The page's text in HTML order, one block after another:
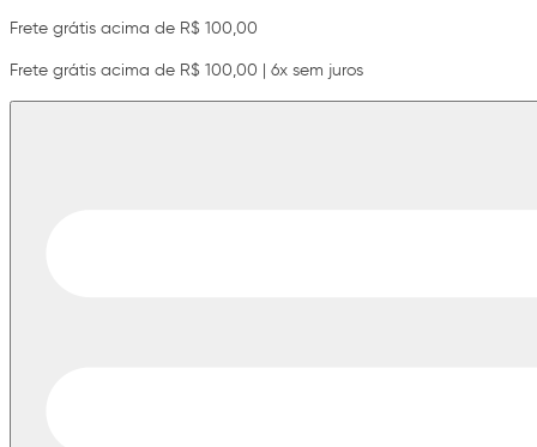
Frete grátis acima de R$ 100,00
Frete grátis acima de R$ 100,00 | 6x sem juros